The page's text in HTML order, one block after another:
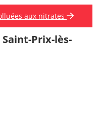
aux nitrates
Prix-lès-